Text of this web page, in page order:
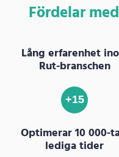
Fördelar
Lång erfarenhet
Rut-branschen
+15
Optimerar 10 000-
lediga tider